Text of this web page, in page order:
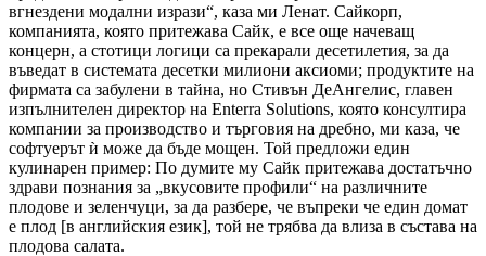
вгнездени модални изрази“, каза ми Ленат. Сайкорп,
компанията, която притежава Сайк, е все още начеващ
концерн, а стотици логици са прекарали десетилетия, за да
въведат в системата десетки милиони аксиоми; продуктите на
фирмата са забулени в тайна, но Стивън ДеАнгелис, главен
изпълнителен директор на Enterra Solutions, която консултира
компании за производство и търговия на дребно, ми каза, че
софтуерът ѝ може да бъде мощен. Той предложи един
кулинарен пример: По думите му Сайк притежава достатъчно
здрави познания за „вкусовите профили“ на различните
плодове и зеленчуци, за да разбере, че въпреки че един домат
е плод [в английския език], той не трябва да влиза в състава на
плодова салата.